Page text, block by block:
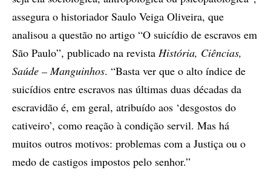
assegura o historiador Saulo Veiga Oliveira, que
analisou a questão no artigo “O suicídio de escravos em
São Paulo”, publicado na revista História, Ciências,
Saúde – Manguinhos. “Basta ver que o alto índice de
suicídios entre escravos nas últimas duas décadas da
escravidão é, em geral, atribuído aos ‘desgostos do
cativeiro’, como reação à condição servil. Mas há
muitos outros motivos: problemas com a Justiça ou o
medo de castigos impostos pelo senhor.”